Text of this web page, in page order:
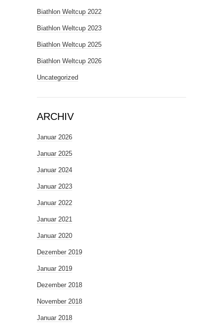
Biathlon Weltcup 2022
Biathlon Weltcup 2023
Biathlon Weltcup 2025
Biathlon Weltcup 2026
Uncategorized
ARCHIV
Januar 2026
Januar 2025
Januar 2024
Januar 2023
Januar 2022
Januar 2021
Januar 2020
Dezember 2019
Januar 2019
Dezember 2018
November 2018
Januar 2018